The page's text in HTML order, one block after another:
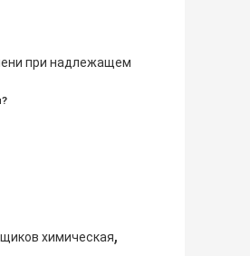
при надлежащем
химическая,